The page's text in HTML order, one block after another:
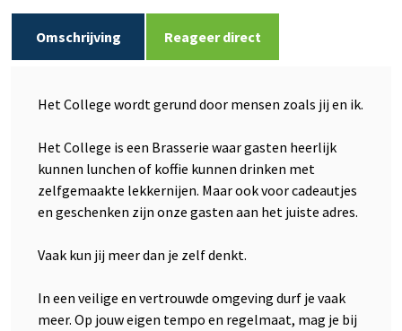
Omschrijving Reageer direct
Het College wordt gerund door mensen zoals jij en ik.
Het College is een Brasserie waar gasten heerlijk
kunnen lunchen of koffie kunnen drinken met
zelfgemaakte lekkernijen. Maar ook voor cadeautjes
en geschenken zijn onze gasten aan het juiste adres.
Vaak kun jij meer dan je zelf denkt.
In een veilige en vertrouwde omgeving durf je vaak
meer. Op jouw eigen tempo en regelmaat, mag je bij